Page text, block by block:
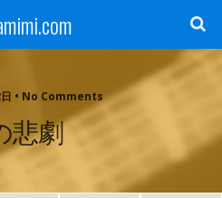
日 • No Comments
悲劇